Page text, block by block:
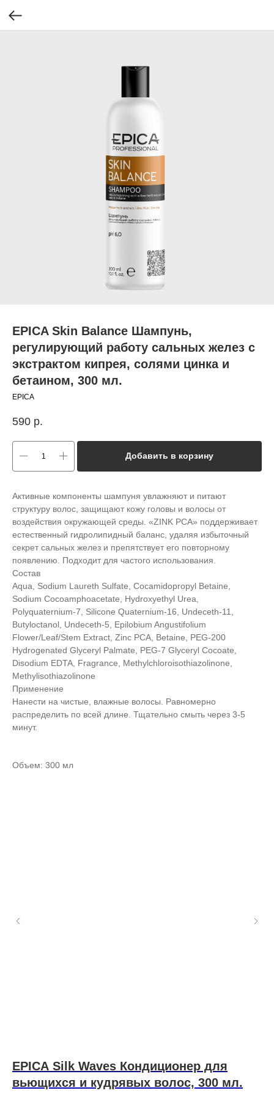
EPICA Skin Balance Шампунь,
регулирующий работу сальных желез с
экстрактом кипрея, солями цинка и
бетаином, 300 мл.
EPICA
590 р.
Добавить в корзину
Активные компоненты шампуня увлажняют и питают
структуру волос, защищают кожу головы и волосы от
воздействия окружающей среды. «ZINK PCA» поддерживает
естественный гидролипидный баланс, удаляя избыточный
секрет сальных желез и препятствует его повторному
появлению. Подходит для частого использования.
Состав
Aqua, Sodium Laureth Sulfate, Cocamidopropyl Betaine,
Sodium Cocoamphoacetate, Hydroxyethyl Urea,
Polyquaternium-7, Silicone Quaternium-16, Undeceth-11,
Butyloctanol, Undeceth-5, Epilobium Angustifolium
Flower/Leaf/Stem Extract, Zinc PCA, Betaine, PEG-200
Hydrogenated Glyceryl Palmate, PEG-7 Glyceryl Cocoate,
Disodium EDTA, Fragrance, Methylchloroisothiazolinone,
Methylisothiazolinone
Применение
Нанести на чистые, влажные волосы. Равномерно
распределить по всей длине. Тщательно смыть через 3-5
минут.
Объем: 300 мл
EPICA Silk Waves Кондиционер для
вьющихся и кудрявых волос, 300 мл.